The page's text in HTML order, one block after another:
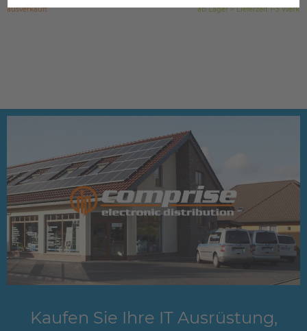
ausverkauft
ab Lager > Lieferzeit 1-3
Kaufen Sie Ihre IT Ausrüstung,